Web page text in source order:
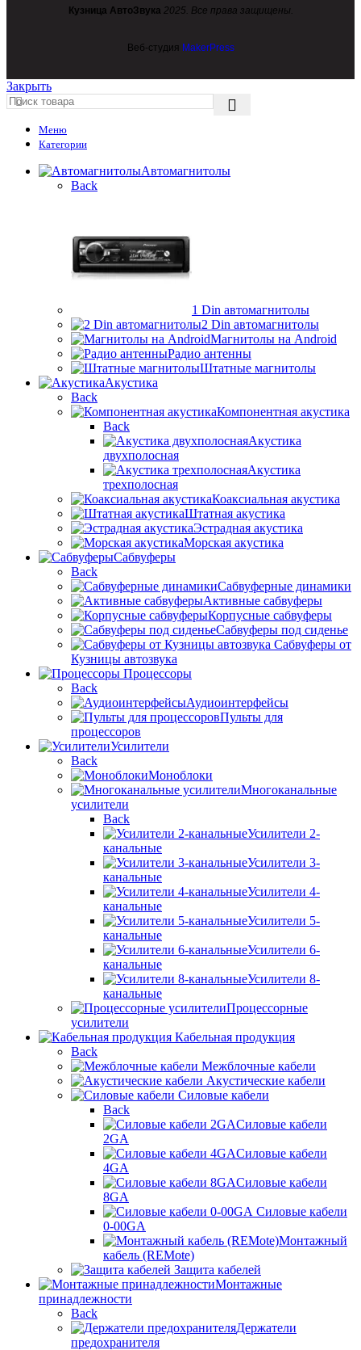
Кузница АвтоЗвука 2025. Все права защищены.
Веб-студия MakerPress
Закрыть
Меню
Категории
Автомагнитолы
Back
1 Din автомагнитолы
2 Din автомагнитолы
Магнитолы на Android
Радио антенны
Штатные магнитолы
Акустика
Back
Компонентная акустика
Back
Акустика
двухполосная
Акустика
трехполосная
Коаксиальная акустика
Штатная акустика
Эстрадная акустика
Морская акустика
Сабвуферы
Back
Сабвуферные динамики
Активные сабвуферы
Корпусные сабвуферы
Сабвуферы под сиденье
Сабвуферы от
Кузницы автозвука
Процессоры
Back
Аудиоинтерфейсы
Пульты для
процессоров
Усилители
Back
Моноблоки
Многоканальные
усилители
Back
Усилители 2-
канальные
Усилители 3-
канальные
Усилители 4-
канальные
Усилители 5-
канальные
Усилители 6-
канальные
Усилители 8-
канальные
Процессорные
усилители
Кабельная продукция
Back
Межблочные кабели
Акустические кабели
Силовые кабели
Back
Силовые кабели
2GA
Силовые кабели
4GA
Силовые кабели
8GA
Силовые кабели
0-00GA
Монтажный
кабель (REMote)
Защита кабелей
Монтажные
принадлежности
Back
Держатели
предохранителя